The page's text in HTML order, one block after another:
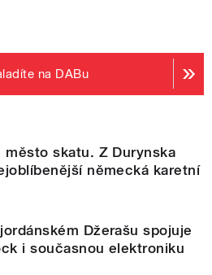
na DABu
město skatu. Z Durynska
německá karetní
Džerašu spojuje
i současnou elektroniku